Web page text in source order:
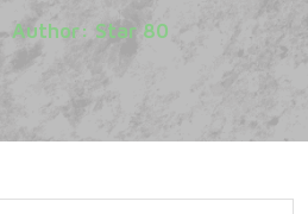
Author: Star 80